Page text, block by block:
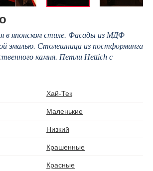
в японском стиле. Фасады из МДФ
эмалью. Столешница из постформинга
камня. Петли Hettich с
Хай-Тек
Маленькие
Низкий
Крашенные
Красные